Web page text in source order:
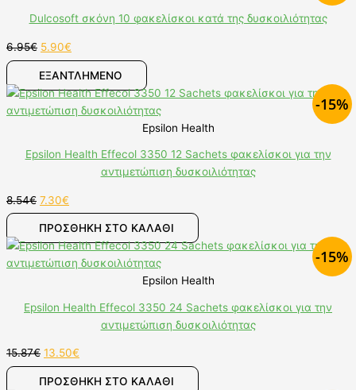
Dulcosoft σκόνη 10 φακελίσκοι κατά της δυσκοιλιότητας
6.95€ 5.90€
ΕΞΑΝΤΛΗΜΕΝΟ
-15%
Epsilon Health
Epsilon Health Effecol 3350 12 Sachets φακελίσκοι για την
αντιμετώπιση δυσκοιλιότητας
8.54€ 7.30€
ΠΡΟΣΘΉΚΗ ΣΤΟ ΚΑΛΆΘΙ
-15%
Epsilon Health
Epsilon Health Effecol 3350 24 Sachets φακελίσκοι για την
αντιμετώπιση δυσκοιλιότητας
15.87€ 13.50€
ΠΡΟΣΘΉΚΗ ΣΤΟ ΚΑΛΆΘΙ